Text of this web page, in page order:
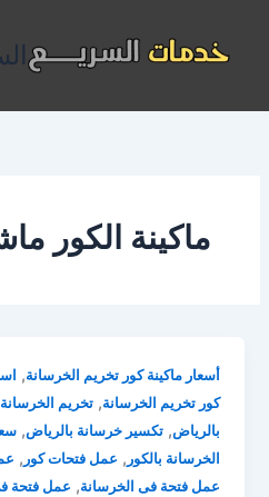
المحتوى
ماكينة الكور
أسعار ماكينة كور تخريم الخرسانة,
كور تخريم الخرسانة,تخريم
بالرياض,تكسير خرسانة بالرياض,
الخرسانة بالكور , عمل فتحات كور ,
عمل فتحة فى الخرسانة, عمل فتحة